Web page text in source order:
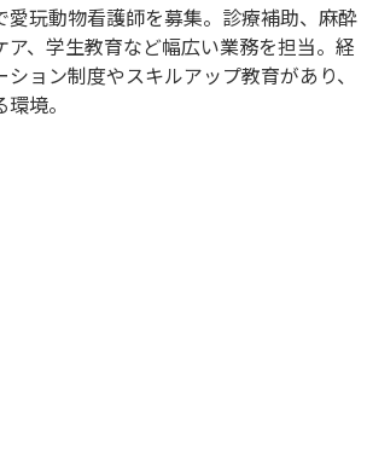
愛玩動物看護師を募集。診療補助、麻酔
、学生教育など幅広い業務を担当。経
ョン制度やスキルアップ教育があり、
境。